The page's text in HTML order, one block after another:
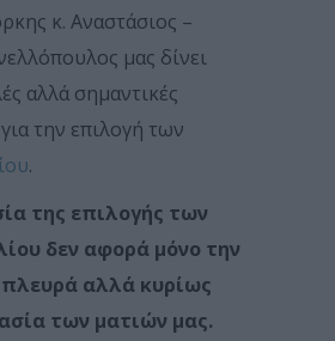
κ. Αναστάσιος –
μας δίνει
αλλά σημαντικές
την επιλογή των
.
της επιλογής των
δεν αφορά μόνο την
πλευρά αλλά κυρίως
των ματιών μας.